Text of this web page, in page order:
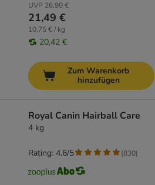
UVP 26,90 €
21,49 €
10,75 € / kg
20,42 €
Zum Warenkorb
hinzufügen
Royal Canin Hairball Care
4 kg
Rating: 4.6/5 (830)